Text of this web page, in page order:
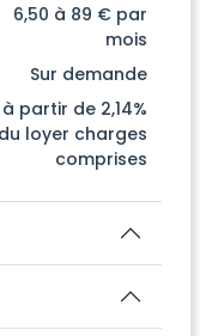
6,50 à 89 € par
mois
Sur demande
à partir de 2,14%
du loyer charges
comprises